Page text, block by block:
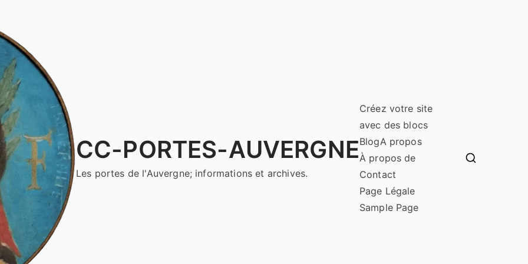
CC-PORTES-AUVERGNE
Les portes de l'Auvergne; informations et archives.
Créez votre site
avec des blocs
BlogA propos
À propos de
Contact
Page Légale
Sample Page